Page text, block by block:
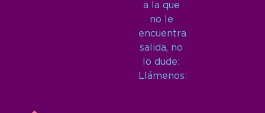
a la que
no le
encuentra
salida, no
lo dude:
Llámenos: